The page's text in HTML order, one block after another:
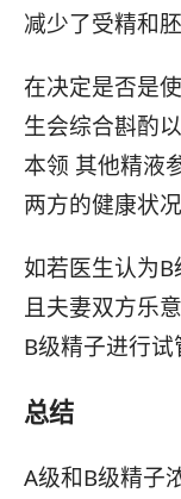
减少了受精和
在决定是否是
生会综合斟酌
本领 其他精液
两方的健康状况
如若医生认为B
且夫妻双方乐
B级精子进行试
总结
A级和B级精子